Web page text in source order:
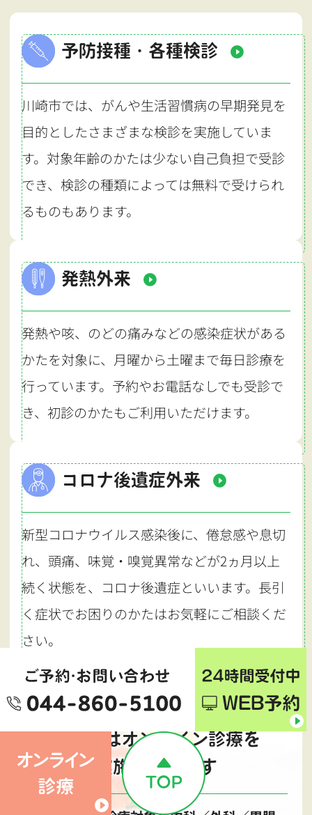
予防接種・各種検診
川崎市では、がんや生活習慣病の早期発見を
目的としたさまざまな検診を実施していま
す。対象年齢のかたは少ない自己負担で受診
でき、検診の種類によっては無料で受けられ
るものもあります。
発熱外来
発熱や咳、のどの痛みなどの感染症状がある
かたを対象に、月曜から土曜まで毎日診療を
行っています。予約やお電話なしでも受診で
き、初診のかたもご利用いただけます。
コロナ後遺症外来
新型コロナウイルス感染後に、倦怠感や息切
れ、頭痛、味覚・嗅覚異常などが2ヵ月以上
続く状態を、コロナ後遺症といいます。長引
く症状でお困りのかたはお気軽にご相談くだ
さい。
当院ではオンライン診療を
実施しています